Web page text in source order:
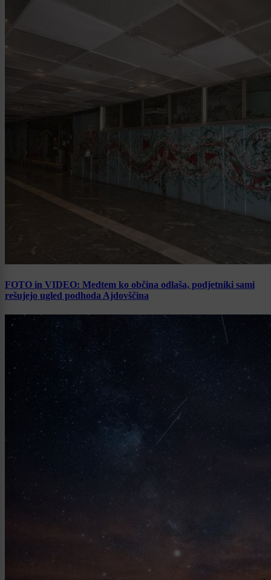
FOTO in VIDEO: Medtem ko občina odlaša, podjetniki sami
rešujejo ugled podhoda Ajdovščina